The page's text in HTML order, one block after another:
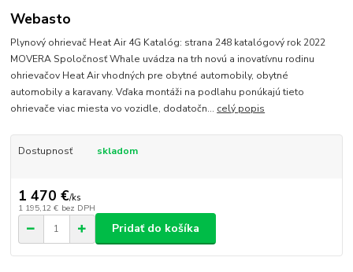
Webasto
Plynový ohrievač Heat Air 4G Katalóg: strana 248 katalógový rok 2022
MOVERA Spoločnosť Whale uvádza na trh novú a inovatívnu rodinu
ohrievačov Heat Air vhodných pre obytné automobily, obytné
automobily a karavany. Vďaka montáži na podlahu ponúkajú tieto
ohrievače viac miesta vo vozidle, dodatočn... celý popis
Dostupnosť skladom
1 470 €/ks
1 195,12 € bez DPH
Pridať do košíka